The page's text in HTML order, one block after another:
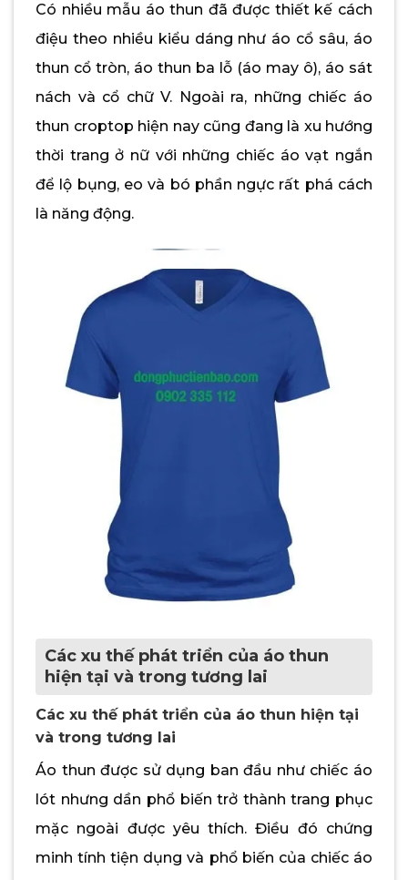
Có nhiều mẫu áo thun đã được thiết kế cách
điệu theo nhiều kiểu dáng như áo cổ sâu, áo
thun cổ tròn, áo thun ba lỗ (áo may ô), áo sát
nách và cổ chữ V. Ngoài ra, những chiếc áo
thun croptop hiện nay cũng đang là xu hướng
thời trang ở nữ với những chiếc áo vạt ngắn
để lộ bụng, eo và bó phần ngực rất phá cách
là năng động.
Các xu thế phát triển của áo thun
hiện tại và trong tương lai
Các xu thế phát triển của áo thun hiện tại
và trong tương lai
Áo thun được sử dụng ban đầu như chiếc áo
lót nhưng dần phổ biến trở thành trang phục
mặc ngoài được yêu thích. Điều đó chứng
minh tính tiện dụng và phổ biến của chiếc áo